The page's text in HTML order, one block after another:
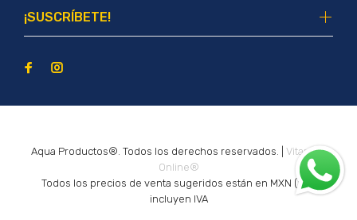
¡SUSCRÍBETE!
Aqua Productos®. Todos los derechos reservados. | Vitamina
Online®
Todos los precios de venta sugeridos están en MXN ($) e
incluyen IVA